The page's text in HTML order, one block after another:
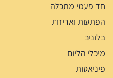
חד פעמי מתכלה
הפתעות ואריזות
בלונים
מיכלי הליום
פיניאטות